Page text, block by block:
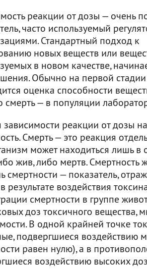
реакции от дозы — очень
часто используемый
Стандартный подход к
новых веществ или
в новом качестве,
Обычно на первой
оценка способности
смерть — в популяции
зависимости реакции от дозы
Смерть — это реакция
может находиться лишь
жив, либо мертв.
смертности — показатель,
результате воздействия
смертности в группе
доз токсичного вещества,
В одной крайней точке
подвергшиеся воздействию
равен нулю), а в
воздействию высоких